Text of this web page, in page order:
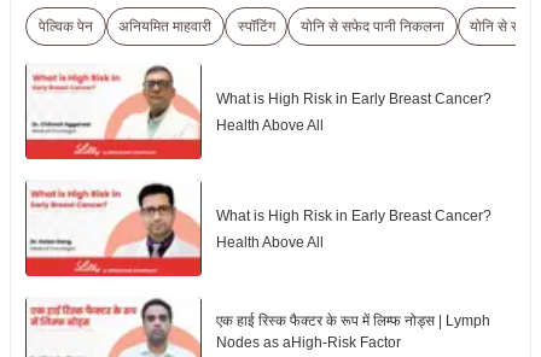
पेल्विक पेन अनियमित माहवारी स्पॉटिंग योनि से सफेद पानी निकलना योनि से
What is High Risk in Early Breast Cancer?
Health Above All
What is High Risk in Early Breast Cancer?
Health Above All
एक हाई रिस्क फैक्टर के रूप में लिम्फ नोड्स | Lymph
Nodes as aHigh-Risk Factor